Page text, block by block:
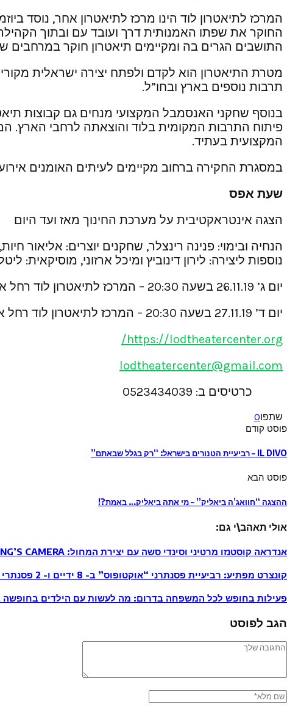
המרכז לתיאטרון לוד הינו מרכז לתיאטרון אחר, נוסד ביוזמתה של
החוקר את שפתו האמנותית דרך ועובד עם ובתוך
התושבים הגרים בה ומקיימים תיאטרון חוקר במרחבים
מטרת התיאטרון הוא לקדם ולפתח יצירה ישראלית
תרבות נוספים בארץ ובחו”ל.
בנוסף שחקני האנסמבל המקצועי מנחים גם קבוצות
פיתוח התרבות המקומית בלוד והוצאתה לרחבי הארץ.
המקצועית בעתיד.
במסגרת החקירה ברחוב מקיימים לעיתים האומנים
שעת אפס
הצגה אינטראקטיבית על מערכת החינוך מאז ועד היום
הנחיה ובימוי: פנינה רינצלר, שחקנים יוצרים: אליאור
נוספות ליצירה: לירון דינוביץ ומיכל ארזוני,
יום ג’ 26.11.19 בשעה 20:30 – המרכז לתיאטרון לוד רחל אלתר 17 לוד
יום ד’ 27.11.19 בשעה 20:30 – המרכז לתיאטרון לוד רחל אלתר 17 לוד
https://lodtheatercenter.org/
lodtheatercenter@gmail.com
כרטיסים ב: 0523434039
שתפו0
פוסט קודם
IL DIVO – רביעיית הטנורים בישראל: “רק בגלל שבאתם”
פוסט הבא
ההצגה “חוואג’ה ביאליק” – מי אתה ביאליק… באמת?!
אולי תאהב\י גם:
אנדראה קוסטנזו מרטיני וסינדי סשה עם יצירת המחול: THE KING’S CAMERA
קונצרט מפתיע: רביעיית פסנתרני “אוקטופוס” ב- 8 ידיים ו- 2 פסנתרי כנף. בהנחה לגולשי אתר “התרשמות”
פעילות בחופש לכל המשפחה בדרום: מה לעשות עם הילדים בחופשה
הגב לפוסט